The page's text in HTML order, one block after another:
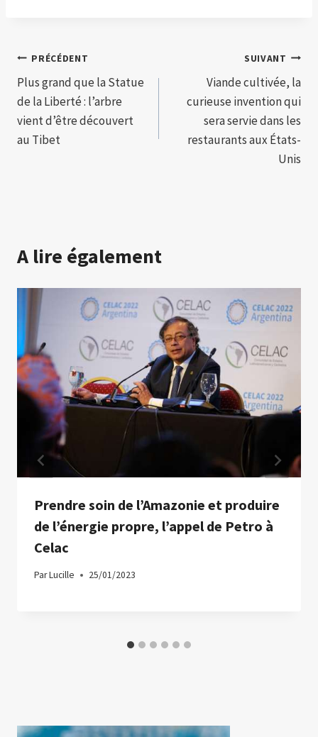
Navigation
de
l’article
PRÉCÉDENT
Plus grand que la Statue
de la Liberté : l’arbre
vient d’être découvert
au Tibet
SUIVANT
Viande cultivée, la
curieuse invention qui
sera servie dans les
restaurants aux États-
Unis
A lire également
Prendre soin de l’Amazonie et produire
de l’énergie propre, l’appel de Petro à
Celac
ParLucille 25/01/2023